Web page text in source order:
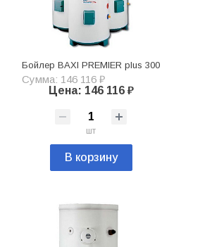
Бойлер BAXI PREMIER plus 300
Сумма: 146 116 ₽
Цена: 146 116 ₽
шт
В корзину